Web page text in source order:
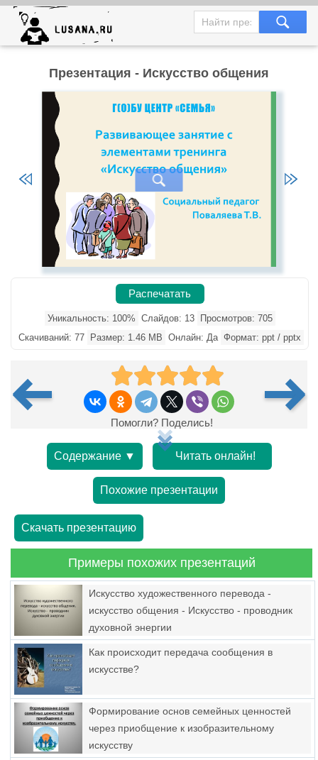
Презентация - Искусство общения
Распечатать
Уникальность: 100% Слайдов: 13
Просмотров: 705
Скачиваний: 77
Размер: 1.46 MB Онлайн: Да Формат: ppt / pptx
Помогли? Поделись!
Содержание ▼ Читать онлайн!
Похожие презентации
Скачать презентацию
Примеры похожих презентаций
Искусство художественного перевода -
искусство общения - Искусство - проводник
духовной энергии
Как происходит передача сообщения в
искусстве?
Формирование основ семейных ценностей
через приобщение к изобразительному
искусству